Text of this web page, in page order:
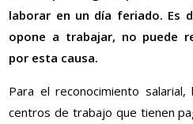
laborar en un día feriado. Es
opone a trabajar, no puede
por esta causa.
Para el reconocimiento
centros de trabajo que tienen